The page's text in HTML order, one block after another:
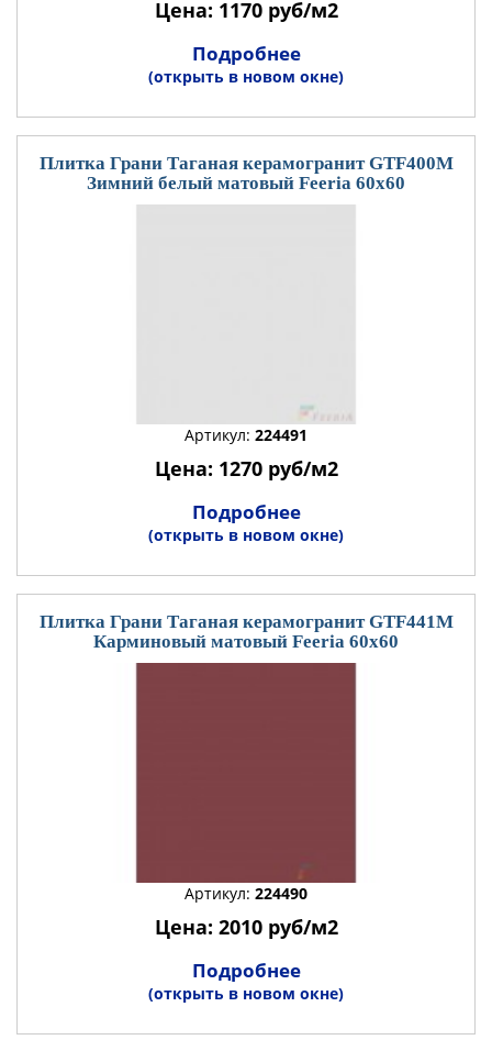
Цена: 1170 руб/м2
Подробнее
(открыть в новом окне)
Плитка Грани Таганая керамогранит GTF400М
Зимний белый матовый Feeria 60x60
Артикул: 224491
Цена: 1270 руб/м2
Подробнее
(открыть в новом окне)
Плитка Грани Таганая керамогранит GTF441М
Карминовый матовый Feeria 60x60
Артикул: 224490
Цена: 2010 руб/м2
Подробнее
(открыть в новом окне)